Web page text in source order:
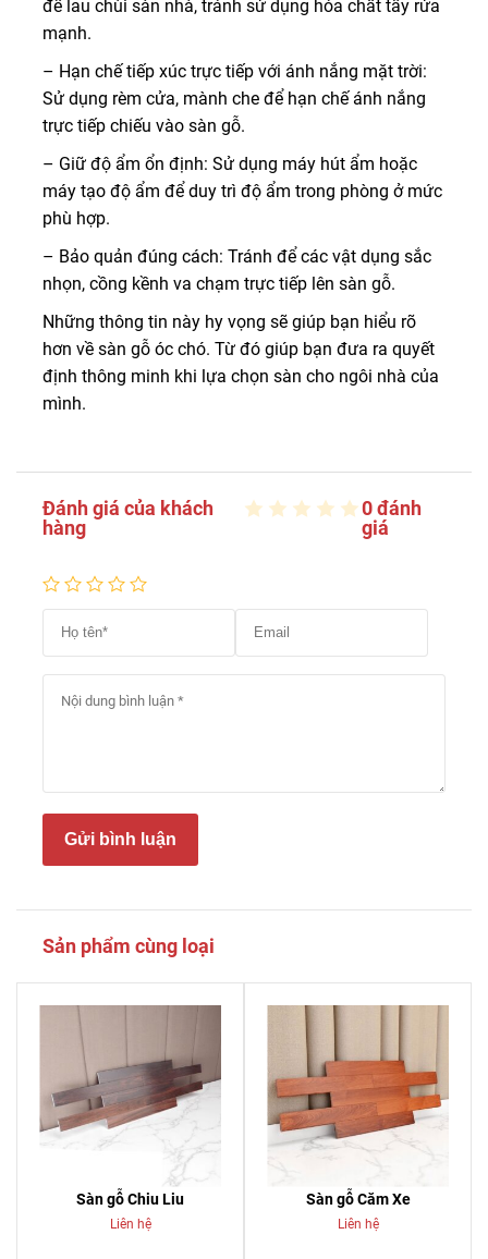
để lau chùi sàn nhà, tránh sử dụng hóa chất tẩy rửa
mạnh.
– Hạn chế tiếp xúc trực tiếp với ánh nắng mặt trời:
Sử dụng rèm cửa, mành che để hạn chế ánh nắng
trực tiếp chiếu vào sàn gỗ.
– Giữ độ ẩm ổn định: Sử dụng máy hút ẩm hoặc
máy tạo độ ẩm để duy trì độ ẩm trong phòng ở mức
phù hợp.
– Bảo quản đúng cách: Tránh để các vật dụng sắc
nhọn, cồng kềnh va chạm trực tiếp lên sàn gỗ.
Những thông tin này hy vọng sẽ giúp bạn hiểu rõ
hơn về sàn gỗ óc chó. Từ đó giúp bạn đưa ra quyết
định thông minh khi lựa chọn sàn cho ngôi nhà của
mình.
Đánh giá của khách
hàng
0 đánh
giá
Gửi bình luận
Sản phẩm cùng loại
Sàn gỗ Chiu Liu
Liên hệ
Sàn gỗ Căm Xe
Liên hệ